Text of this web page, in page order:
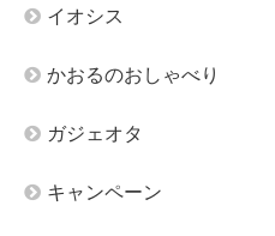
イオシス
かおるのおしゃべり
ガジェオタ
キャンペーン